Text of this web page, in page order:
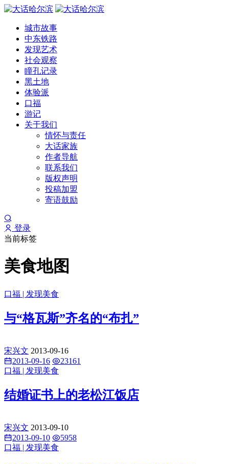
城市故事
中东铁路
发现艺术
社会观察
瞳孔记录
黑土地
体验派
口福
游记
关于我们
情怀与责任
大话家族
作者导航
联系我们
版权声明
投稿加盟
寄语鼓励
登录
当前标签
美食地图
口福 | 发现美食
与“格瓦斯”齐名的“布扎”
宋兴文 2013-09-16
2013-09-16
23161
口福 | 发现美食
结婚证书上的老松江饭店
宋兴文 2013-09-10
2013-09-10
5958
口福 | 发现美食